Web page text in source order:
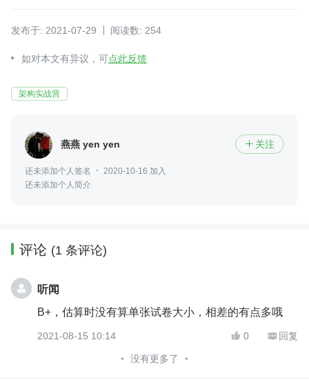
发布于: 2021-07-29 阅读数: 254
如对本文有异议，可点此反馈
架构实战营
燕燕 yen yen  关注
还未添加个人签名
2020-10-16 加入
还未添加个人简介
评论 (1 条评论)
听闻
B+，估算时没有算单张试卷大小，相差的有点多哦
2021-08-15 10:14  0  回复
没有更多了